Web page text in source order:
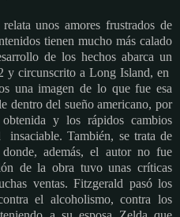
unos amores frustrados de
tienen mucho más calado
de los hechos abarca un
y circunscrito a Long Island, en
una imagen de lo que fue esa
dentro del sueño americano, por
y los rápidos cambios
insaciable. También, se trata de
además, el autor no fue
de la obra tuvo unas críticas
ventas. Fitzgerald pasó los
el alcoholismo, contra los